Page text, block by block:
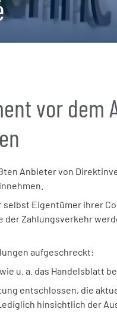
vor dem
Anbieter von
Eigentümer ihrer
der Zahlungsverkehr
aufgeschreckt:
u. a. das Handelsblatt
entschlossen, die
hinsichtlich der